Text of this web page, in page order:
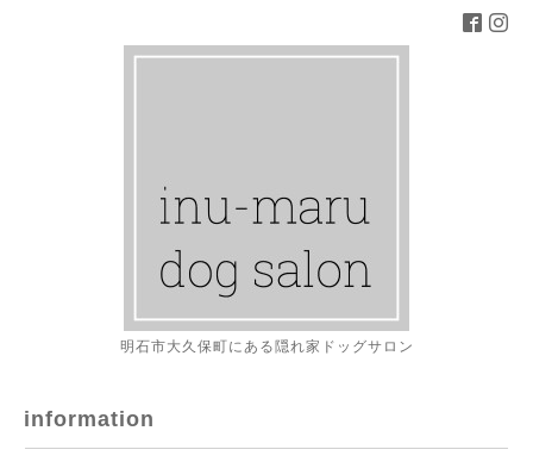
明石市大久保町にある隠れ家ドッグサロン
information